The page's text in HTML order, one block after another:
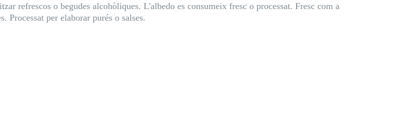
refrescos o begudes alcohòliques. L'albedo es consumeix fresc o processat. Fresc com a
Processat per elaborar purés o salses.